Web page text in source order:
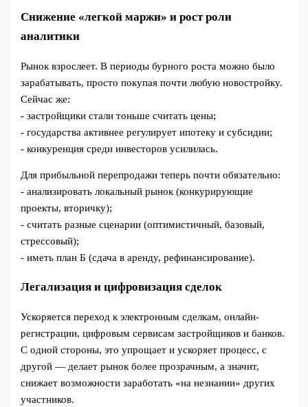
Снижение «легкой маржи» и рост роли
аналитики
Рынок взрослеет. В периоды бурного роста можно было
зарабатывать, просто покупая почти любую новостройку.
Сейчас же:
- застройщики стали тоньше считать цены;
- государства активнее регулирует ипотеку и субсидии;
- конкуренция среди инвесторов усилилась.
Для прибыльной перепродажи теперь почти обязательно:
- анализировать локальный рынок (конкурирующие
проекты, вторичку);
- считать разные сценарии (оптимистичный, базовый,
стрессовый);
- иметь план Б (сдача в аренду, рефинансирование).
Легализация и цифровизация сделок
Ускоряется переход к электронным сделкам, онлайн-
регистрации, цифровым сервисам застройщиков и банков.
С одной стороны, это упрощает и ускоряет процесс, с
другой — делает рынок более прозрачным, а значит,
снижает возможности заработать «на незнании» других
участников.